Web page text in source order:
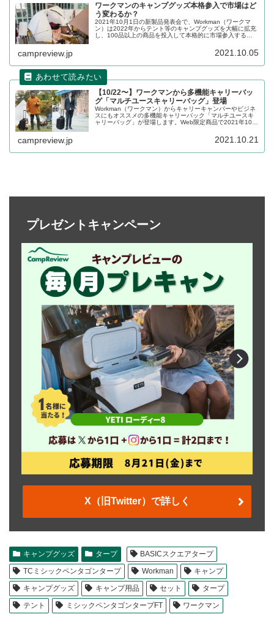
ワークマンのキャンプグッズ本格参入で市場はど
う変わるか？
2021年10月1日の新製品発表会で、Workman（ワークマ
ン）は2022年からテント等のキャンプグッズを大幅に拡充
し、100品以上の商品を投入して本格的に市場参入するこ
のように変化するでしょうか。詳細を深堀ります。
campreview.jp 2021.10.05
【10/22〜】ワークマンから多機能キャリーバッ
グ「マルチユースキャリーバッグ」登場
Workman（ワークマン）からキャリーキャンパーやビジネ
スにもオススメの多機能キャリーバック「マルチユースキ
ャリーバッグ」が登場します。Web限定商品で2021年10月
campreview.jp 2021.10.21
プレゼントキャンペーン
X（旧Twitter）で詳しく
キャンプグッズ タープ
BASICスクエアタープ
TCミシックペンタゴンタープ
Workman
キャンプ
キャンプグッズ
キャンプ用品 セット
タープ
テント
ミシックペンタゴンタープFT ワークマン